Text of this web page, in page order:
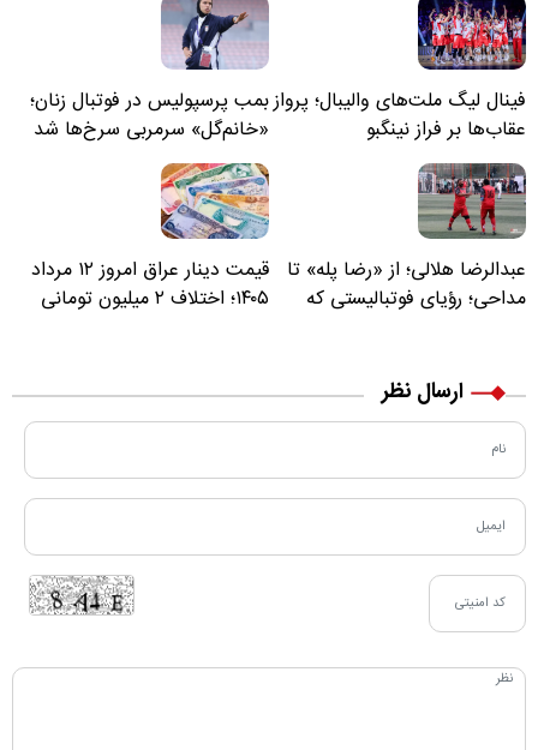
فینال لیگ ملت‌های والیبال؛ پرواز
عقاب‌ها بر فراز نینگبو
بمب پرسپولیس در فوتبال زنان؛
«خانم‌گل» سرمربی سرخ‌ها شد
عبدالرضا هلالی؛ از «رضا پله» تا
مداحی؛ رؤیای فوتبالیستی که
قیمت دینار عراق امروز ۱۲ مرداد
۱۴۰۵؛ اختلاف ۲ میلیون تومانی
ارسال نظر